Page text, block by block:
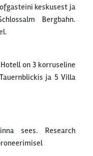
keskusest ja
Bergbahn.
on 3 korruseline
ja 5 Villa
sees. Research